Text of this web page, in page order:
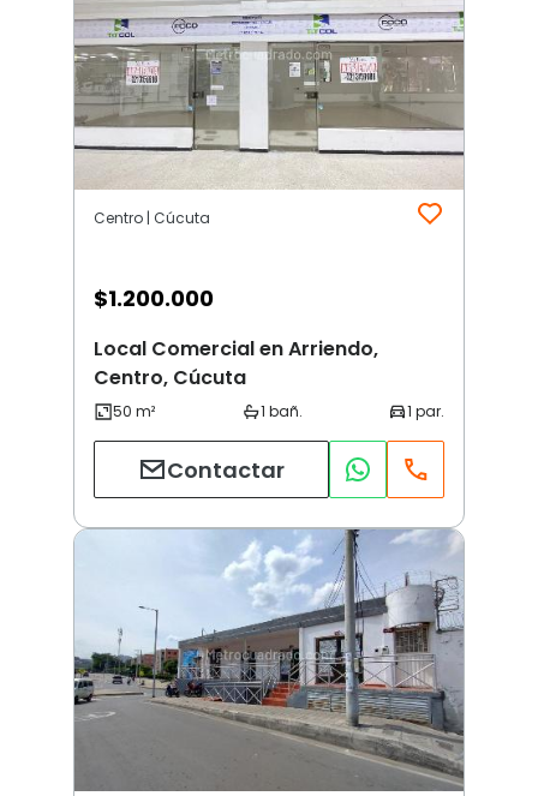
Centro | Cúcuta
$1.200.000
Local Comercial en Arriendo,
Centro, Cúcuta
Contactar